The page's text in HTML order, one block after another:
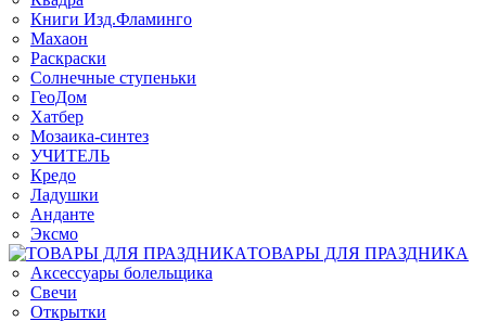
Книги Изд.Фламинго
Махаон
Раскраски
Солнечные ступеньки
ГеоДом
Хатбер
Мозаика-синтез
УЧИТЕЛЬ
Кредо
Ладушки
Анданте
Эксмо
ТОВАРЫ ДЛЯ ПРАЗДНИКА
Аксессуары болельщика
Свечи
Открытки